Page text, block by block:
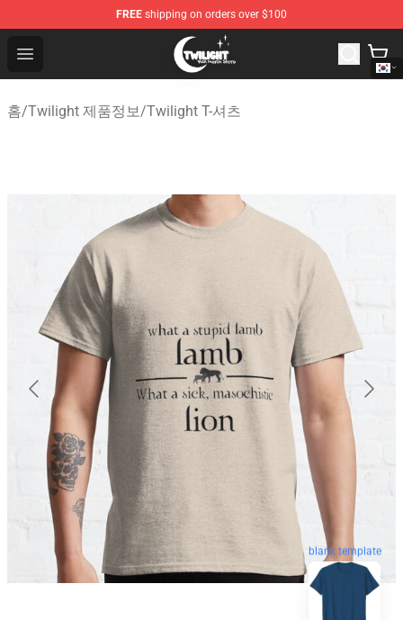
FREE shipping on orders over $100
Open menu
Twilight Store - Official Twilight Merchandise Shop
홈/Twilight 제품정보/Twilight T-셔츠
blank template